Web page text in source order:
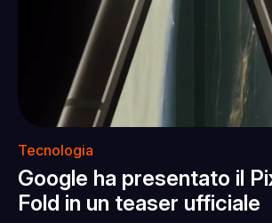
Tecnologia
Google ha presentato il
Fold in un teaser ufficiale